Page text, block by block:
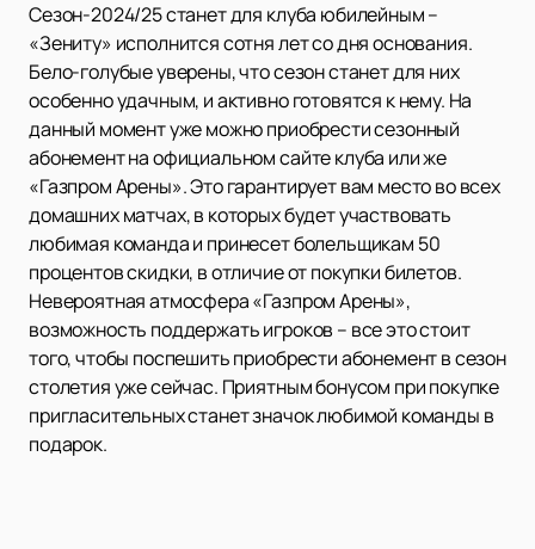
Сезон-2024/25 станет для клуба юбилейным –
«Зениту» исполнится сотня лет со дня основания.
Бело-голубые уверены, что сезон станет для них
особенно удачным, и активно готовятся к нему. На
данный момент уже можно приобрести сезонный
абонемент на официальном сайте клуба или же
«Газпром Арены». Это гарантирует вам место во всех
домашних матчах, в которых будет участвовать
любимая команда и принесет болельщикам 50
процентов скидки, в отличие от покупки билетов.
Невероятная атмосфера «Газпром Арены»,
возможность поддержать игроков – все это стоит
того, чтобы поспешить приобрести абонемент в сезон
столетия уже сейчас. Приятным бонусом при покупке
пригласительных станет значок любимой команды в
подарок.